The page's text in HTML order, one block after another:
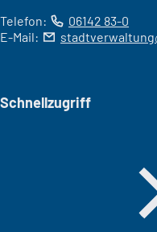
Telefon:
06142 83-0
E-Mail:
stadtverwaltung
Schnellzugriff